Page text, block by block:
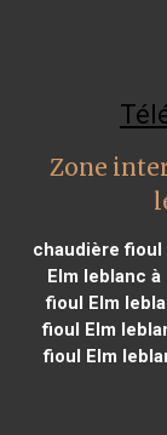
Zone
chaudière fioul
Elm leblanc à
fioul Elm
fioul Elm
fioul Elm